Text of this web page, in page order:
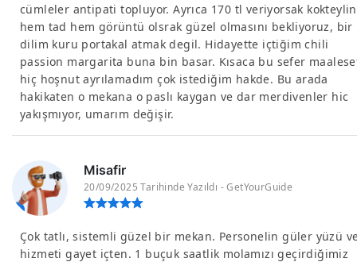
cümleler antipati topluyor. Ayrıca 170 tl veriyorsak kokteylin
hem tad hem görüntü olsrak güzel olmasını bekliyoruz, bir
dilim kuru portakal atmak degil. Hidayette içtiğim chili
passion margarita buna bin basar. Kısaca bu sefer
hiç hoşnut ayrılamadım çok istediğim hakde. Bu arada
hakikaten o mekana o paslı kaygan ve dar merdivenler hic
yakışmıyor, umarım değişir.
Misafir
20/09/2025 Tarihinde Yazıldı - GetYourGuide
Çok tatlı, sistemli güzel bir mekan. Personelin güler yüzü
hizmeti gayet içten. 1 buçuk saatlik molamızı geçirdiğimiz